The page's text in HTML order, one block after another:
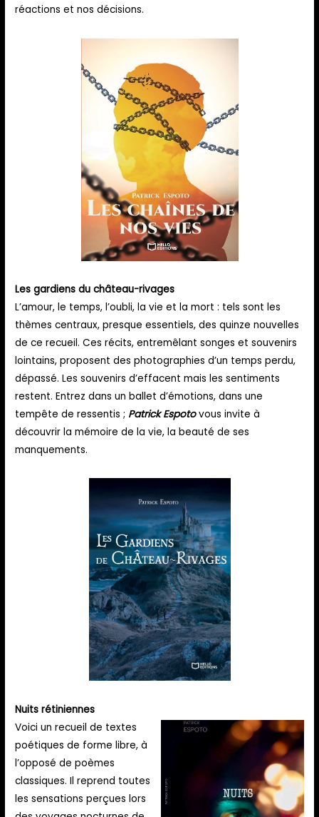
réactions et nos décisions.
Les gardiens du château-rivages
L’amour, le temps, l’oubli, la vie et la mort : tels sont les
thèmes centraux, presque essentiels, des quinze nouvelles
de ce recueil. Ces récits, entremêlant songes et souvenirs
lointains, proposent des photographies d’un temps perdu,
dépassé. Les souvenirs d’effacent mais les sentiments
restent. Entrez dans un ballet d’émotions, dans une
tempête de ressentis ; Patrick Espotovous invite à
découvrir la mémoire de la vie, la beauté de ses
manquements.
Nuits rétiniennes
Voici un recueil de textes
poétiques de forme libre, à
l’opposé de poèmes
classiques. Il reprend toutes
les sensations perçues lors